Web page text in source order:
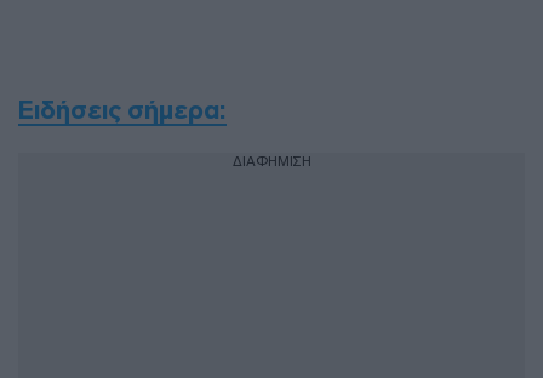
Ειδήσεις σήμερα:
ΔΙΑΦΗΜΙΣΗ